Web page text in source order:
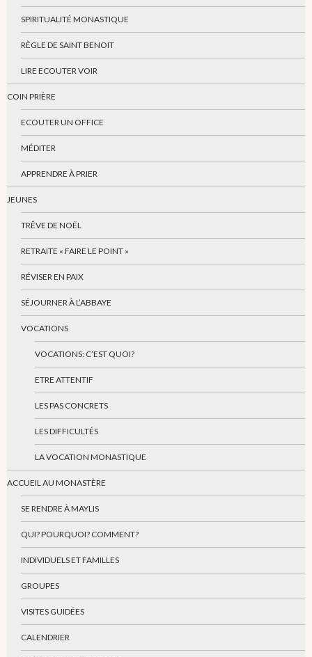
SPIRITUALITÉ MONASTIQUE
RÈGLE DE SAINT BENOIT
LIRE ECOUTER VOIR
COIN PRIÈRE
ECOUTER UN OFFICE
MÉDITER
APPRENDRE À PRIER
JEUNES
TRÊVE DE NOËL
RETRAITE « FAIRE LE POINT »
RÉVISER EN PAIX
SÉJOURNER À L’ABBAYE
VOCATIONS
VOCATIONS: C’EST QUOI?
ETRE ATTENTIF
LES PAS CONCRETS
LES DIFFICULTÉS
LA VOCATION MONASTIQUE
ACCUEIL AU MONASTÈRE
SE RENDRE À MAYLIS
QUI? POURQUOI? COMMENT?
INDIVIDUELS ET FAMILLES
GROUPES
VISITES GUIDÉES
CALENDRIER